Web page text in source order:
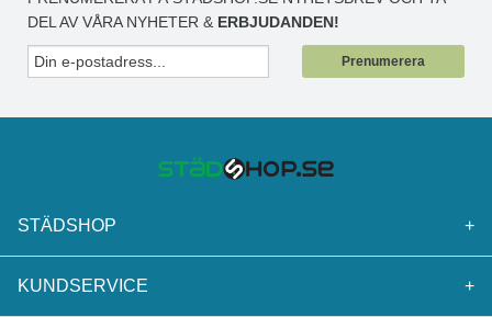
DEL AV VÅRA NYHETER & ERBJUDANDEN!
Prenumerera
STÄDSHOP +
KUNDSERVICE +